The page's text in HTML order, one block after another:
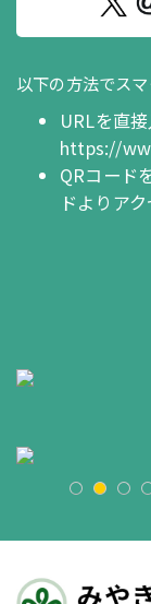
以下の方法でス
URLを直
https://
QRコード
ドよりア